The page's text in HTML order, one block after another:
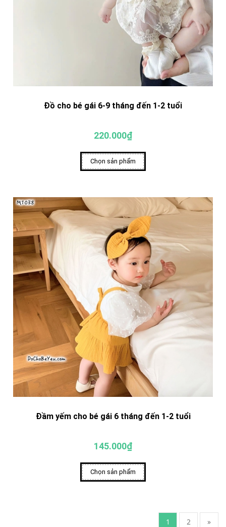
Đồ cho bé gái 6-9 tháng đến 1-2 tuổi
220.000₫
Chọn sản phẩm
Đầm yếm cho bé gái 6 tháng đến 1-2 tuổi
145.000₫
Chọn sản phẩm
1 2 »